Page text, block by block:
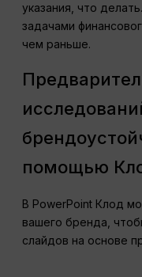
указания, что
задачами
чем раньше.
помощью
В PowerPoint Клод
вашего бренда,
слайдов на основе